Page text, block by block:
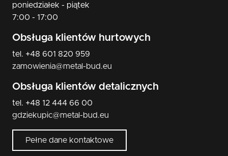
poniedziałek - piątek
7:00 - 17:00
Obsługa klientów hurtowych
tel. +48 601 820 959
zamowienia@metal-bud.eu
Obsługa klientów detalicznych
tel. +48 12 444 66 00
gdziekupic@metal-bud.eu
Pełne dane kontaktowe